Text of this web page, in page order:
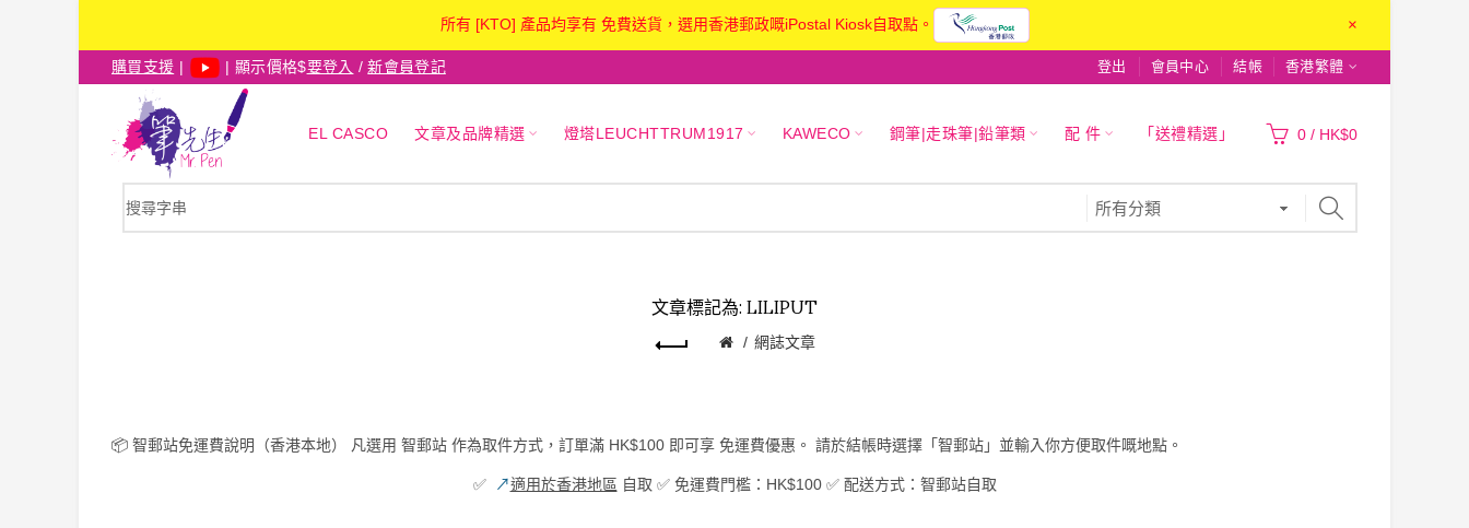
所有 [KTO] 產品均享有 免費送貨，選用香港郵政嘅iPostal Kiosk自取點。 ×
購買支援 | | 顯示價格$要登入 /新會員登記 登出 會員中心 結帳 香港繁體
EL CASCO 文章及品牌精選 燈塔LEUCHTTRUM1917 KAWECO 鋼筆|走珠筆|鉛筆類 配 件 「送禮精選」 0 / HK$0
文章標記為: LILIPUT
網誌文章
📦 智郵站免運費說明（香港本地） 凡選用 智郵站 作為取件方式，訂單滿 HK$100 即可享 免運費優惠 。 請於結帳時選擇「智郵站」並輸入你方便取件嘅地點。
✅ ↗適用於香港地區 自取 ✅ 免運費門檻：HK$100 ✅ 配送方式：智郵站自取